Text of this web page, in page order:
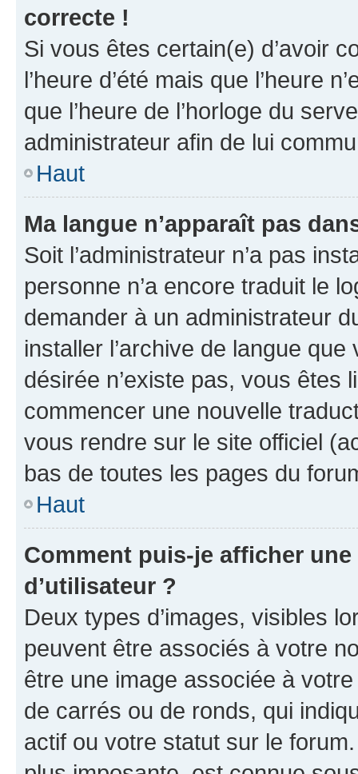
correcte !
Si vous êtes certain(e) d’avoir
l’heure d’été mais que l’heure
que l’heure de l’horloge du
administrateur afin de lui
Haut
Ma langue n’apparaît pas
Soit l’administrateur n’a pas
personne n’a encore traduit le
demander à un administrateur
installer l’archive de langue
désirée n’existe pas, vous êtes
commencer une nouvelle
vous rendre sur le site officiel
bas de toutes les pages du
Haut
Comment puis-je afficher
d’utilisateur ?
Deux types d’images, visibles
peuvent être associés à votre
être une image associée à
de carrés ou de ronds, qui
actif ou votre statut sur le